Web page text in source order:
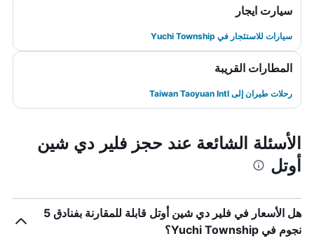
سيارت ايجار
سيارات للاستئجار في Yuchi Township
المطارات القريبة
رحلات طيران إلى Taiwan Taoyuan Intl
الأسئلة الشائعة عند حجز فلير دي شين
أوتل
هل الأسعار في فلير دي شين أوتل قابلة للمقارنة بفنادق 5
نجوم في Yuchi Township؟